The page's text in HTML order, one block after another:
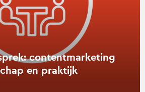
contentmarketing
en praktijk